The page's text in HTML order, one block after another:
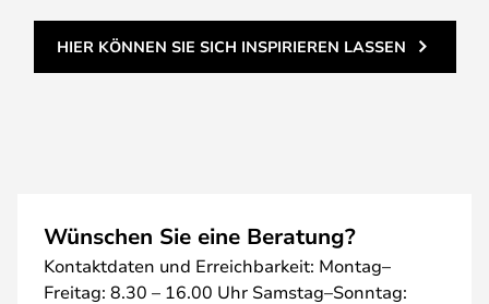
HIER KÖNNEN SIE SICH INSPIRIEREN LASSEN
Wünschen Sie eine Beratung?
Kontaktdaten und Erreichbarkeit: Montag–
Freitag: 8.30 – 16.00 Uhr Samstag–Sonntag: